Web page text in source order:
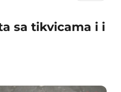
sa tikvicama i i